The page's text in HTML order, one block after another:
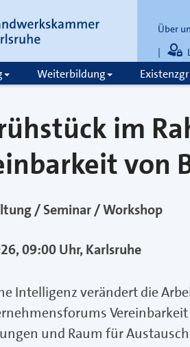
Über
Weiterbildung
im
von
/ Seminar / Workshop
09:00 Uhr, Karlsruhe
Intelligenz verändert die
und Raum für